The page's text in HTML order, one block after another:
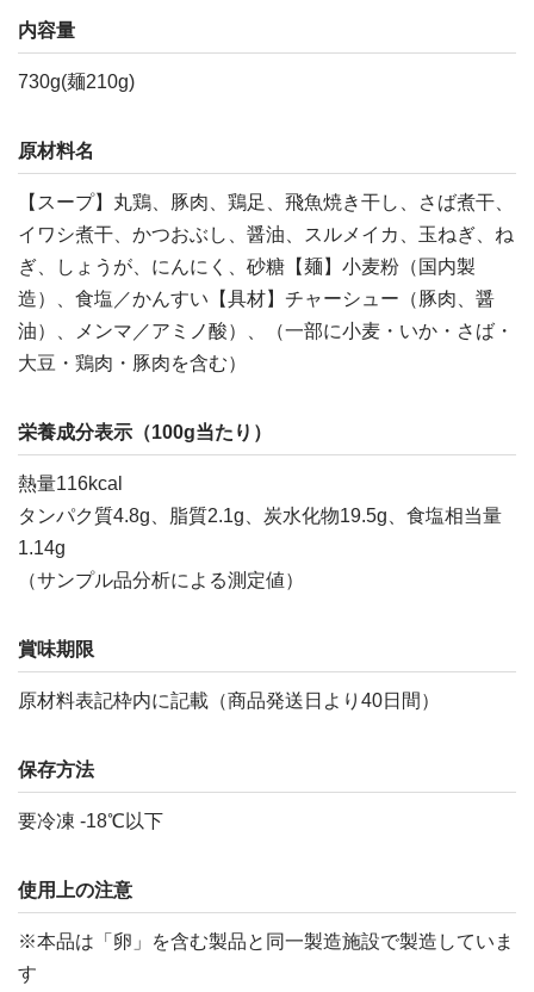
内容量
730g(麺210g)
原材料名
【スープ】丸鶏、豚肉、鶏足、飛魚焼き干し、さば煮干、
イワシ煮干、かつおぶし、醤油、スルメイカ、玉ねぎ、ね
ぎ、しょうが、にんにく、砂糖【麺】小麦粉（国内製
造）、食塩／かんすい【具材】チャーシュー（豚肉、醤
油）、メンマ／アミノ酸）、（一部に小麦・いか・さば・
大豆・鶏肉・豚肉を含む）
栄養成分表示（100g当たり）
熱量116kcal
タンパク質4.8g、脂質2.1g、炭水化物19.5g、食塩相当量
1.14g
（サンプル品分析による測定値）
賞味期限
原材料表記枠内に記載（商品発送日より40日間）
保存方法
要冷凍 -18℃以下
使用上の注意
※本品は「卵」を含む製品と同一製造施設で製造していま
す